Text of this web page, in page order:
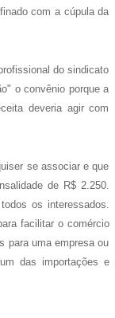
com a cúpula da
do sindicato
o convênio porque a
deveria agir com
se associar e que
de R$ 2.250.
os interessados.
facilitar o comércio
para uma empresa ou
das importações e